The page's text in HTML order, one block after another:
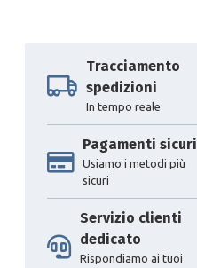
Tracciamento
spedizioni
In tempo reale
Pagamenti sicuri
Usiamo i metodi più
sicuri
Servizio clienti
dedicato
Rispondiamo ai tuoi